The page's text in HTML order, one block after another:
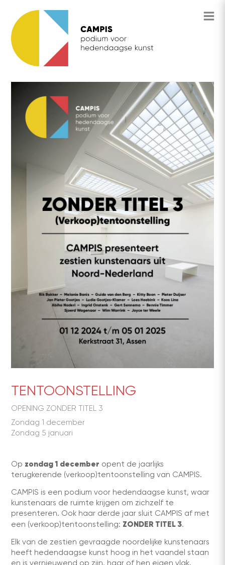
TENTOONSTELLING
OPENING ZONDER TITEL 3
Zondag 1 december
Zondag 5 januari
Op zondag 1 december opent de jaarlijks
terugkerende (verkoop)tentoonstelling van CAMPIS.
CAMPIS is een podium voor hedendaagse kunst, waar
kunstenaars de ruimte krijgen om zichzelf te
presenteren. Ook haar derde jaar sluit CAMPIS af met
een (verkoop)tentoonstelling: ZONDER TITEL 3.
Elk van de zestien gevraagde noordelijke kunstenaars
heeft hedendaagse kunst hoog in het vaandel staan
en is vernieuwend op zijn, haar of hen eigen vlak.